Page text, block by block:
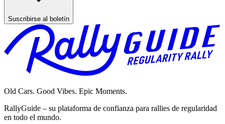
Suscribirse al boletín
Old Cars. Good Vibes. Epic Moments.
RallyGuide – su plataforma de confianza para rallies de regularidad
en todo el mundo.